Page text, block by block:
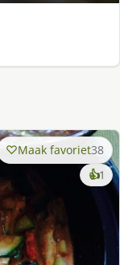
Maak favoriet38
👍1